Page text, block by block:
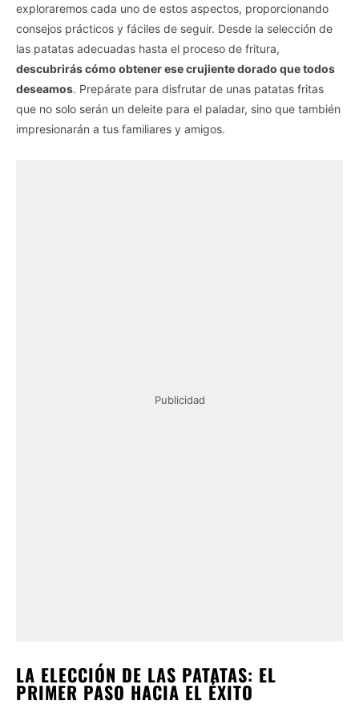
exploraremos cada uno de estos aspectos, proporcionando
consejos prácticos y fáciles de seguir. Desde la selección de
las patatas adecuadas hasta el proceso de fritura,
descubrirás cómo obtener ese crujiente dorado que todos
deseamos. Prepárate para disfrutar de unas patatas fritas
que no solo serán un deleite para el paladar, sino que también
impresionarán a tus familiares y amigos.
Publicidad
LA ELECCIÓN DE LAS PATATAS: EL
PRIMER PASO HACIA EL ÉXITO